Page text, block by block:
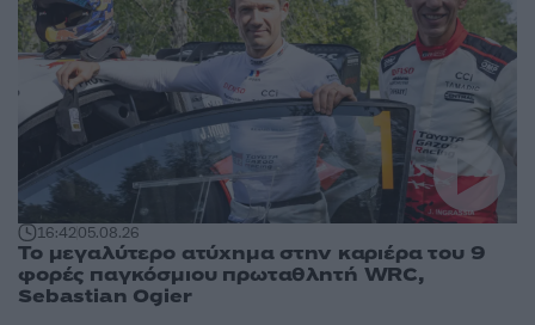
16:4205.08.26
Το μεγαλύτερο ατύχημα στην καριέρα του 9
φορές παγκόσμιου πρωταθλητή WRC,
Sebastian Ogier